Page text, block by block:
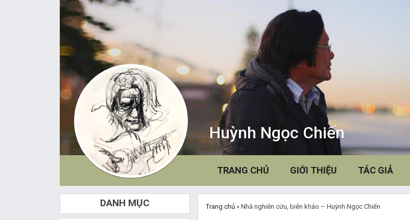
Huỳnh Ngọc Chiến
TRANG CHỦ(CURRENT)
GIỚI THIỆU TÁC GIẢ
Trang chủ » Nhà nghiên cứu, biên khảo – Huỳnh Ngọc Chiến
DANH MỤC